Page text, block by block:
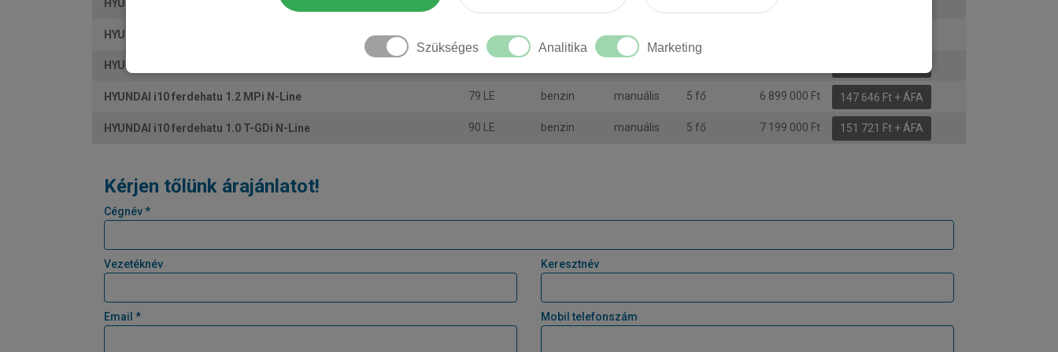
Szükséges Analitika Marketing
HYUNDAI i10 ferdehatu 1.2 MPi Trend Aut. automata 6 449 000 Ft
HYUNDAI i10 ferdehatu 1.0 MPi Smart Aut. 63 LE automata
HYUNDAI i10 ferdehatu 1.2 MPi Smart Aut.
HYUNDAI i10 ferdehatu 1.2 MPi N-Line 79 LE benzin manuális 5 fő 6 899 000 Ft 147 646 Ft + ÁFA
HYUNDAI i10 ferdehatu 1.0 T-GDi N-Line 90 LE benzin manuális 5 fő 7 199 000 Ft 151 721 Ft + ÁFA
Kérjen tőlünk árajánlatot!
Cégnév *
Vezetéknév Keresztnév
Email * Mobil telefonszám